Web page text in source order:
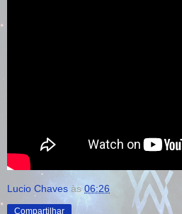
Lucio Chaves às 06:26
Compartilhar